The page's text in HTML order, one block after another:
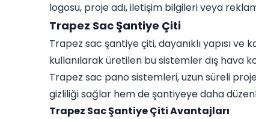
logosu, proje adı, iletişim bilgileri veya
Trapez Sac Şantiye Çiti
Trapez sac şantiye çiti, dayanıklı yapısı
kullanılarak üretilen bu sistemler dış hava
Trapez sac pano sistemleri, uzun süreli
gizliliği sağlar hem de şantiyeye daha
Trapez Sac Şantiye Çiti Avantajları